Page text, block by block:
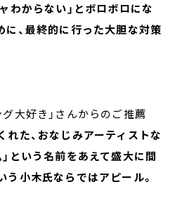
わからない」とボロボロにな
に、最終的に行った大胆な対策
大好き」さんからのご推薦
た、おなじみアーティストな
という名前をあえて盛大に間
小木氏ならではアピール。